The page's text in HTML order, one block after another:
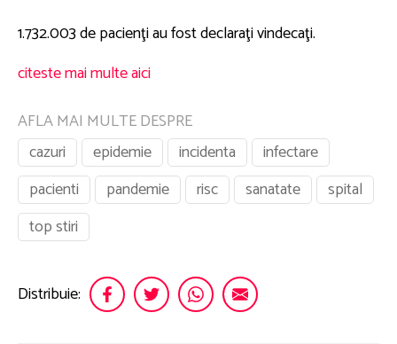
1.732.003 de pacienţi au fost declaraţi vindecaţi.
citeste mai multe aici
AFLA MAI MULTE DESPRE
cazuri
epidemie incidenta
infectare
pacienti
pandemie risc sanatate
spital
top stiri
Distribuie: